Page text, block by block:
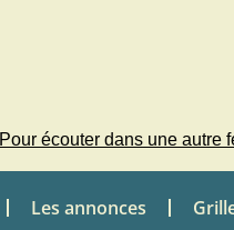
Pour écouter dans une autre
Les annonces